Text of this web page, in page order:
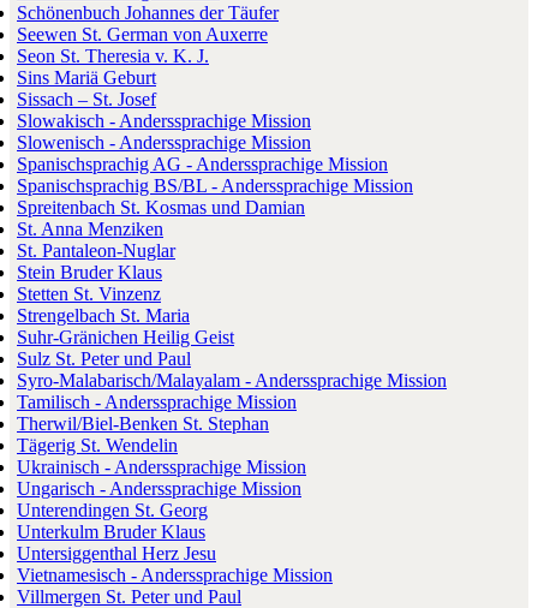
Schönenbuch Johannes der Täufer
Seewen St. German von Auxerre
Seon St. Theresia v. K. J.
Sins Mariä Geburt
Sissach – St. Josef
Slowakisch - Anderssprachige Mission
Slowenisch - Anderssprachige Mission
Spanischsprachig AG - Anderssprachige Mission
Spanischsprachig BS/BL - Anderssprachige Mission
Spreitenbach St. Kosmas und Damian
St. Anna Menziken
St. Pantaleon-Nuglar
Stein Bruder Klaus
Stetten St. Vinzenz
Strengelbach St. Maria
Suhr-Gränichen Heilig Geist
Sulz St. Peter und Paul
Syro-Malabarisch/Malayalam - Anderssprachige Mission
Tamilisch - Anderssprachige Mission
Therwil/Biel-Benken St. Stephan
Tägerig St. Wendelin
Ukrainisch - Anderssprachige Mission
Ungarisch - Anderssprachige Mission
Unterendingen St. Georg
Unterkulm Bruder Klaus
Untersiggenthal Herz Jesu
Vietnamesisch - Anderssprachige Mission
Villmergen St. Peter und Paul